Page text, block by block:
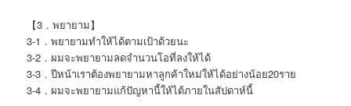
【3．พยายาม】
3-1．พยายามทำให้ได้ตามเป้าด้วยนะ
3-2．ผมจะพยายามลดจำนวนโอที่ลงให้ได้
3-3．ปีหน้าเราต้องพยายามหาลูกค้าใหม่ให้ได้อย่างน้อย20ราย
3-4．ผมจะพยายามแก้ปัญหานี้ให้ได้ภายในสัปดาห์นี้